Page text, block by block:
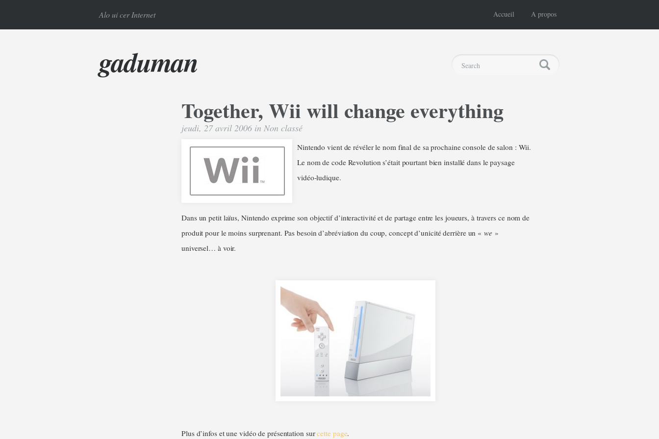
Alo ui cer Internet Accueil A propos
gaduman
Together, Wii will change everything
jeudi, 27 avril 2006 in Non classé
Nintendo vient de révéler le nom final de sa prochaine console de salon : Wii.
Le nom de code Revolution s’était pourtant bien installé dans le paysage
vidéo-ludique.
Dans un petit laïus, Nintendo exprime son objectif d’interactivité et de partage entre les joueurs, à travers ce nom de
produit pour le moins surprenant. Pas besoin d’abréviation du coup, concept d’unicité derrière un «we»
universel… à voir.
Plus d’infos et une vidéo de présentation surcette page.